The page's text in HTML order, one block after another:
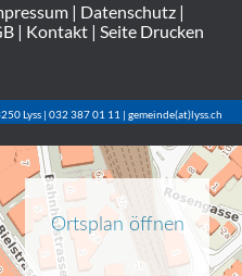
| Datenschutz|
| Kontakt| Seite Drucken
Lyss | 032 387 01 11 | gemeinde(at)lyss.ch